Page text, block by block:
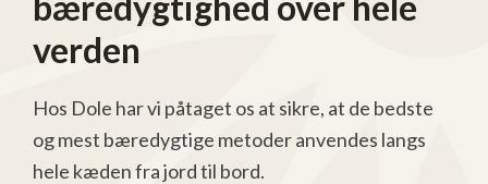
Produktområder
Investorer
Kontakt
verden
Hos Dole har vi påtaget os at sikre, at de bedste
og mest bæredygtige metoder anvendes langs
hele kæden fra jord til bord.